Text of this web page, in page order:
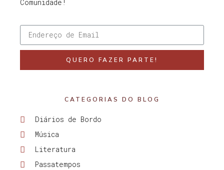
Comunidade!
QUERO FAZER PARTE!
CATEGORIAS DO BLOG
Diários de Bordo
Música
Literatura
Passatempos